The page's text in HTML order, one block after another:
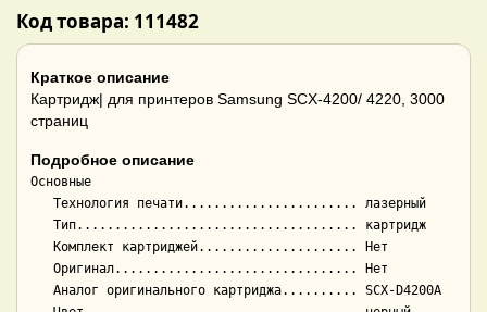
Код товара: 111482
Краткое описание
Картридж| для принтеров Samsung SCX-4200/ 4220, 3000
страниц
Подробное описание
Основные